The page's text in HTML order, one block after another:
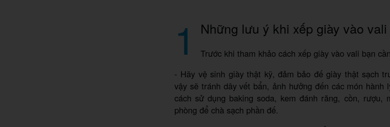
1 Những lưu ý khi xếp giày vào vali
Trước khi tham khảo cách xếp giày vào vali bạn
- Hãy vệ sinh giày thật kỹ, đảm bảo đế giày thật sạch
vậy sẽ tránh dây vết bẩn, ảnh hưởng đến các món hành
cách sử dụng baking soda, kem đánh răng, cồn, rượu,
phòng để chà sạch phần đế.